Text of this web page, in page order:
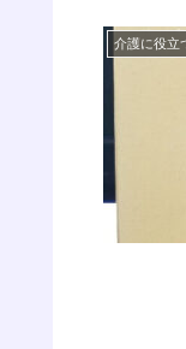
介護に役立